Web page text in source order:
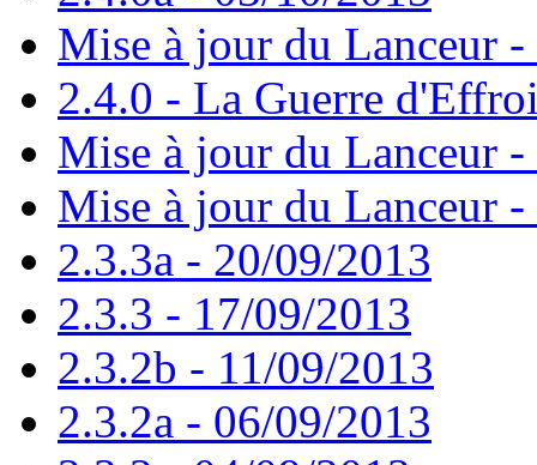
Mise à jour du Lanceur
2.4.0 - La Guerre
Mise à jour du Lanceur
Mise à jour du Lanceur
2.3.3a - 20/09/2013
2.3.3 - 17/09/2013
2.3.2b - 11/09/2013
2.3.2a - 06/09/2013